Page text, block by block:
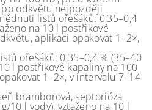
odkvětu nejpozději
listů ořešáků: 0,35–0,4
na 10 l postřikové
aplikaci opakovat 1–2×,
ořešáků: 0,35–0,4 % (35–40
l postřikové kapaliny na 100
1–2×, v intervalu 7–14
bramborová, septorióza
10 l vody), vztaženo na 10 l